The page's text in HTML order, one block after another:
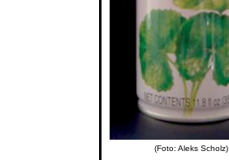
(Foto: Aleks Scholz)